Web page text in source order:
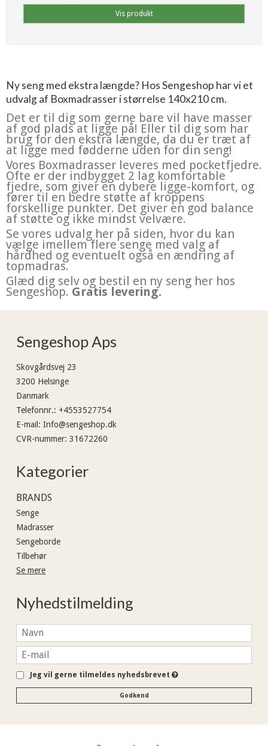
Vis produkt
Ny seng med ekstra længde? Hos Sengeshop har vi et
udvalg af Boxmadrasser i størrelse 140x210 cm.
Det er til dig som gerne bare vil have masser
af god plads at ligge på! Eller til dig som har
brug for den ekstra længde, da du er træt af
at ligge med fødderne uden for din seng!
Vores Boxmadrasser leveres med pocketfjedre.
Ofte er der indbygget 2 lag komfortable
fjedre, som giver en dybere ligge-komfort, og
fører til en bedre støtte af kroppens
forskellige punkter. Det giver en god balance
af støtte og ikke mindst velvære.
Se vores udvalg her på siden, hvor du kan
vælge imellem flere senge med valg af
hårdhed og eventuelt også en ændring af
topmadras.
Glæd dig selv og bestil en ny seng her hos
Sengeshop. Gratis levering.
Sengeshop Aps
Skovgårdsvej 23
3200 Helsinge
Danmark
Telefonnr.: +4553527754
E-mail : Info@sengeshop.dk
CVR-nummer: 31672260
Kategorier
BRANDS
Senge
Madrasser
Sengeborde
Tilbehør
Se mere
Nyhedstilmelding
Jeg vil gerne tilmeldes nyhedsbrevet
Godkend